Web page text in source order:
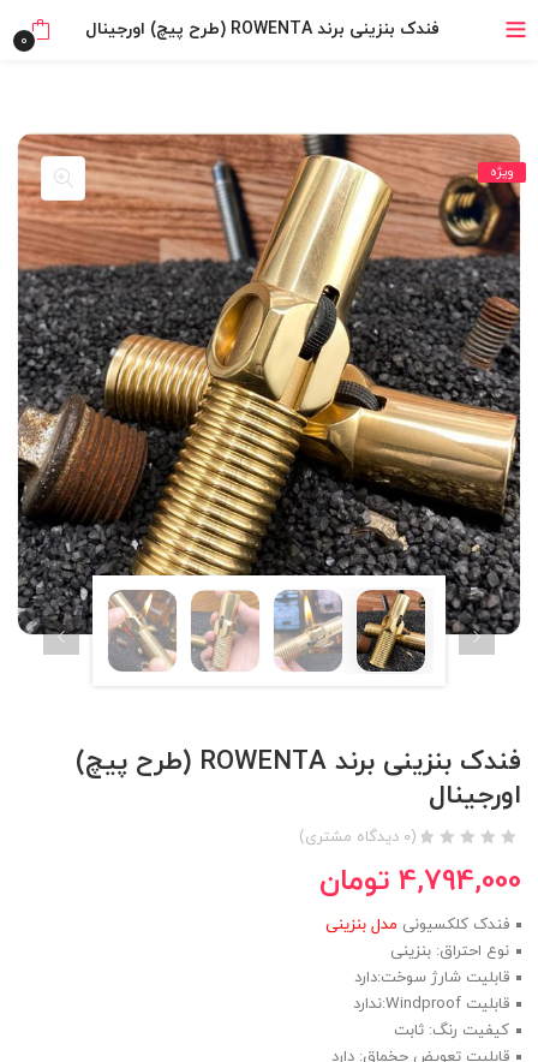
۴ قسط، بدون کارمزد
خرید قسطی با ترب‌پی
فندک بنزینی برند ROWENTA (طرح پیچ) اورجینال 0
ویژه
فندک بنزینی برند ROWENTA (طرح پیچ)
اورجینال
(
0 دیدگاه مشتری)
4,794,000 تومان
فندک کلکسیونی مدل بنزینی
نوع احتراق: بنزینی
قابلیت شارژ سوخت:دارد
قابلیت Windproof:ندارد
کیفیت رنگ: ثابت
قابلیت تعویض چخماق: دارد